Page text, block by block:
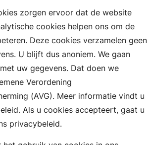
zorgen ervoor dat de website
cookies helpen ons om de
Deze cookies verzamelen geen
U blijft dus anoniem. We gaan
uw gegevens. Dat doen we
Verordening
(AVG). Meer informatie vindt u
Als u cookies accepteert, gaat u
privacybeleid.
Toegankelijkheid
Servicenormen
Vacatures